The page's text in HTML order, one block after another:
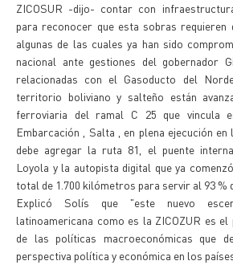
ZICOSUR -dijo- contar con
para reconocer que esta sobras requieren
algunas de las cuales ya han sido
nacional ante gestiones del gobernador
relacionadas con el Gasoducto del
territorio boliviano y salteño están
ferroviaria del ramal C 25 que vincula
Embarcación , Salta , en plena ejecución
debe agregar la ruta 81, el puente
Loyola y la autopista digital que ya
total de 1.700 kilómetros para servir al 93 %
Explicó Solís que "este nuevo
latinoamericana como es la ZICOZUR es
de las políticas macroeconómicas que
perspectiva política y económica en los